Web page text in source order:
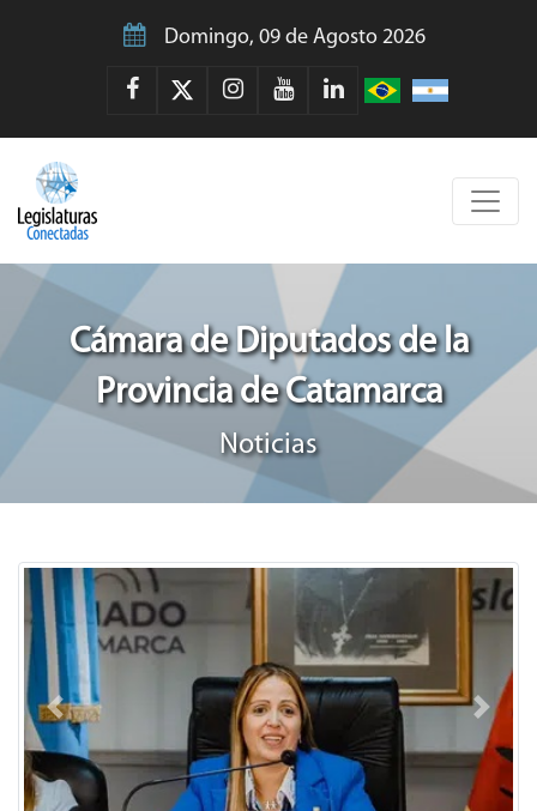
Domingo, 09 de Agosto 2026
Cámara de Diputados de la
Provincia de Catamarca
Noticias
Previous Next